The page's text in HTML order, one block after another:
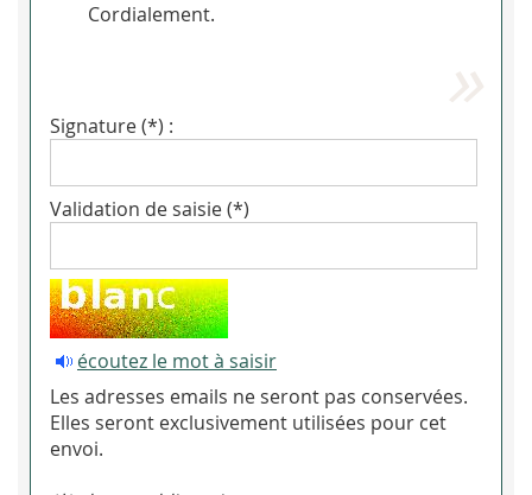
Cordialement.
Signature (*) :
Validation de saisie (*)
écoutez le mot à saisir
Les adresses emails ne seront pas conservées.
Elles seront exclusivement utilisées pour cet
envoi.